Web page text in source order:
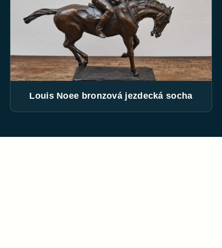
Louis Noee bronzová jezdecká socha